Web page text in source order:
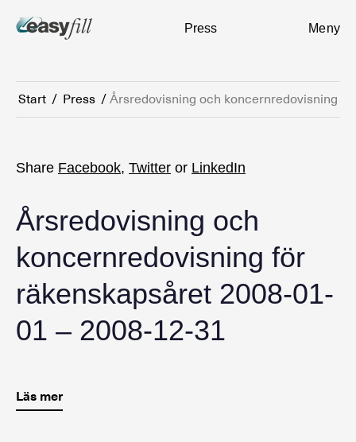
Press Meny
Start / Press / Årsredovisning och koncernredovisning
Share Facebook, Twitter or LinkedIn
Årsredovisning och
koncernredovisning för
räkenskapsåret 2008-01-
01 – 2008-12-31
Läs mer